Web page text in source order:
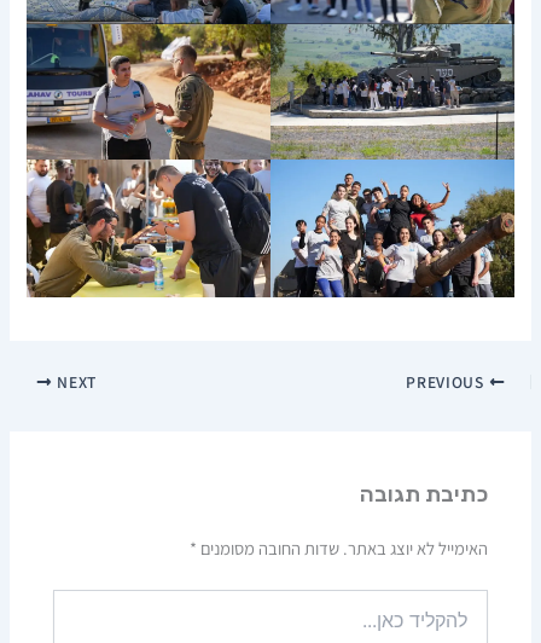
NEXT
כתיבת תגובה
האימייל לא יוצג באתר. שדות החובה מסומנים *
כאן...